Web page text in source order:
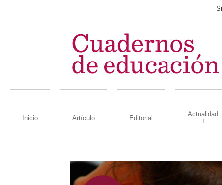
Inicio Artículo Editorial
Actualidad